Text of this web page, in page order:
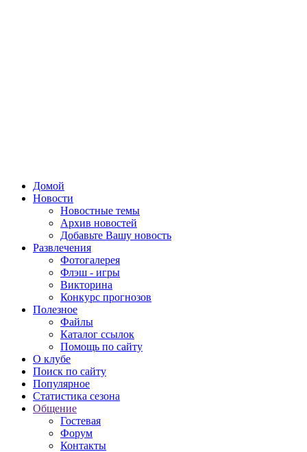
Домой
Новости
Новостные темы
Архив новостей
Добавьте Вашу новость
Развлечения
Фотогалерея
Флэш - игры
Викторина
Конкурс прогнозов
Полезное
Файлы
Каталог ссылок
Помощь по сайту
О клубе
Поиск по сайту
Популярное
Статистика сезона
Общение
Гостевая
Форум
Контакты